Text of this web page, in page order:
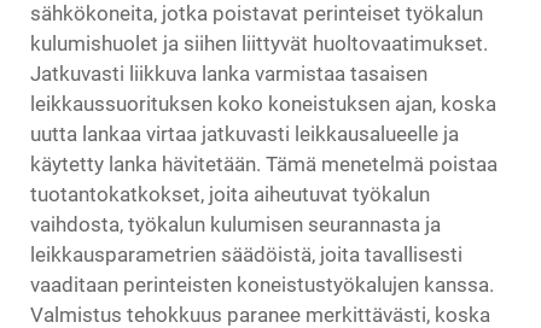
sähkökoneita, jotka poistavat perinteiset työkalun
kulumishuolet ja siihen liittyvät huoltovaatimukset.
Jatkuvasti liikkuva lanka varmistaa tasaisen
leikkaussuorituksen koko koneistuksen ajan, koska
uutta lankaa virtaa jatkuvasti leikkausalueelle ja
käytetty lanka hävitetään. Tämä menetelmä poistaa
tuotantokatkokset, joita aiheutuvat työkalun
vaihdosta, työkalun kulumisen seurannasta ja
leikkausparametrien säädöistä, joita tavallisesti
vaaditaan perinteisten koneistustyökalujen kanssa.
Valmistus tehokkuus paranee merkittävästi, koska